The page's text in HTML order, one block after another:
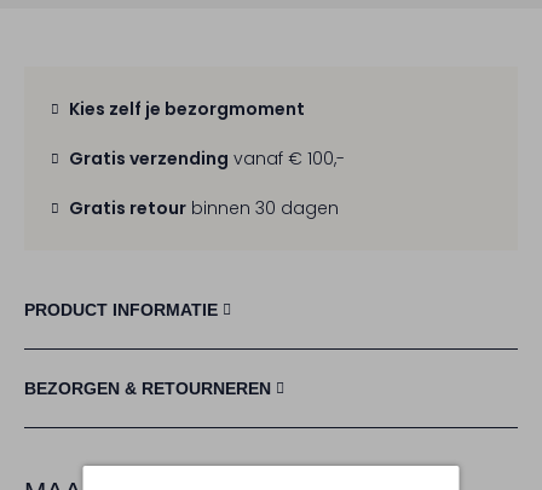
Kies zelf je bezorgmoment
Gratis verzending vanaf € 100,-
Gratis retour binnen 30 dagen
PRODUCT INFORMATIE
BEZORGEN & RETOURNEREN